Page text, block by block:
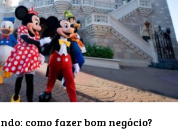
como fazer bom negócio?